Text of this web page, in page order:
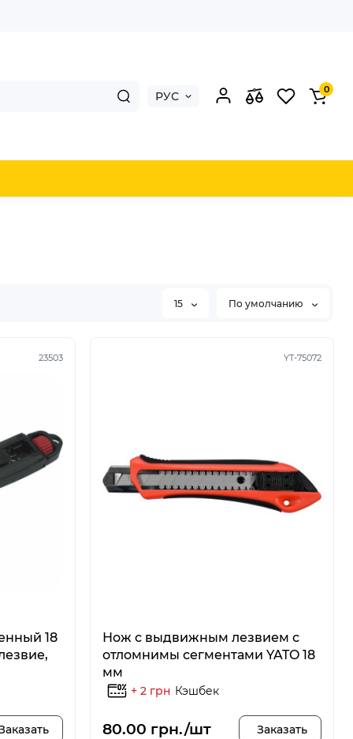
РУС 0
15 По умолчанию
23503
18
YT-75072
Нож с выдвижным лезвием с
отломнимы сегментами YATO 18
мм
+ 2 грн Кэшбек
80.00 грн./шт Заказать